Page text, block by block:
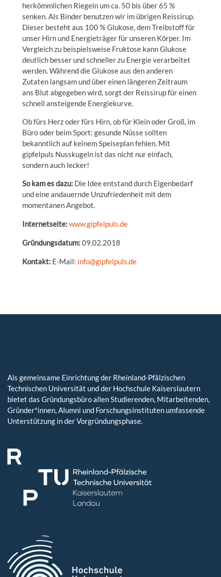
herkömmlichen Riegeln um ca. 50 bis über 65 %
senken. Als Binder benutzen wir im übrigen Reissirup.
Dieser besteht aus 100 % Glukose, dem Treibstoff für
unser Hirn und Energieträger für unseren Körper. Im
Vergleich zu beispielsweise Fruktose kann Glukose
deutlich besser und schneller zu Energie verarbeitet
werden. Während die Glukose aus den anderen
Zutaten langsam und über einen längeren Zeitraum
ans Blut abgegeben wird, sorgt der Reissirup für einen
schnell ansteigende Energiekurve.
Ob fürs Herz oder fürs Hirn, ob für Klein oder Groß, im
Büro oder beim Sport: gesunde Nüsse sollten
bekanntlich auf keinem Speiseplan fehlen. Mit
gipfelpuls Nusskugeln ist das nicht nur einfach,
sondern auch lecker!
So kam es dazu: Die Idee entstand durch Eigenbedarf
und eine andauernde Unzufriedenheit mit dem
momentanen Angebot.
Internetseite:www.gipfelpuls.de
Gründungsdatum:09.02.2018
Kontakt: E-Mail: info@gipfelpuls.de
Als gemeinsame Einrichtung der Rheinland-Pfälzischen
Technischen Universität und der Hochschule Kaiserslautern
bietet das Gründungsbüro allen Studierenden, Mitarbeitenden,
Gründer*innen, Alumni und Forschungsinstituten umfassende
Unterstützung in der Vorgründungsphase.